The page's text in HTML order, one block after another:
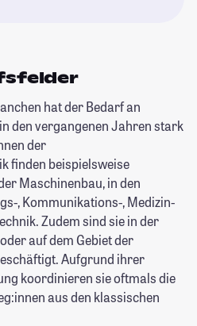
hat der Bedarf an
den vergangenen Jahren stark
der
finden beispielsweise
Maschinenbau, in den
, Kommunikations-, Medizin-
Zudem sind sie in der
auf dem Gebiet der
Aufgrund ihrer
koordinieren sie oftmals die
aus den klassischen